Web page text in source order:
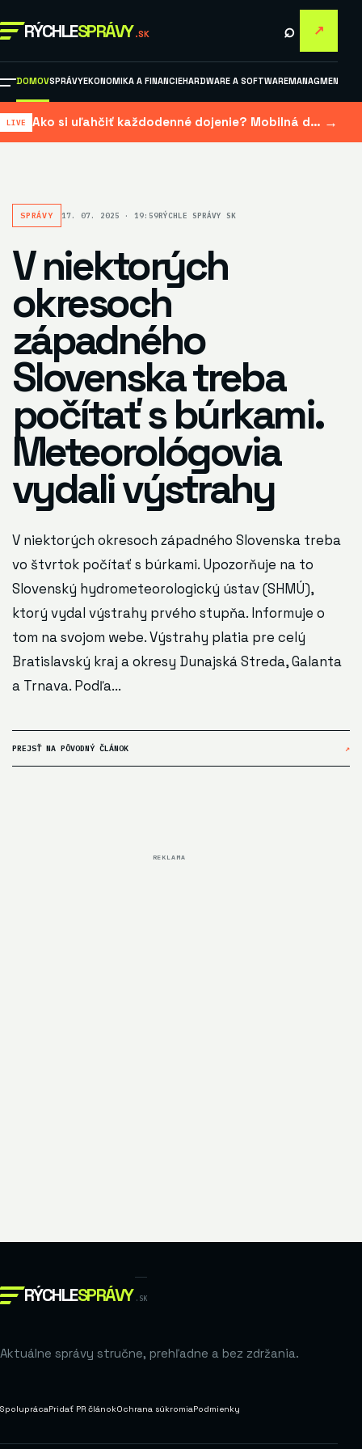
RÝCHLESPRÁVY .SK ⌕ ↗
DOMOVSPRÁVYEKONOMIKA A FINANCIEHARDWARE A SOFTWAREMANAGMENT A
Ako si uľahčiť každodenné dojenie? Mobilná dojačka šetrí čas aj námahu →
SPRÁVY 17. 07. 2025 · 19:59RÝCHLE SPRÁVY SK
V niektorých
okresoch
západného
Slovenska treba
počítať s búrkami.
Meteorológovia
vydali výstrahy
V niektorých okresoch západného Slovenska treba
vo štvrtok počítať s búrkami. Upozorňuje na to
Slovenský hydrometeorologický ústav (SHMÚ),
ktorý vydal výstrahy prvého stupňa. Informuje o
tom na svojom webe. Výstrahy platia pre celý
Bratislavský kraj a okresy Dunajská Streda, Galanta
a Trnava. Podľa...
PREJSŤ NA PÔVODNÝ ČLÁNOK ↗
REKLAMA
RÝCHLESPRÁVY .SK
Aktuálne správy stručne, prehľadne a bez zdržania.
SpoluprácaPridať PR článokOchrana súkromiaPodmienky